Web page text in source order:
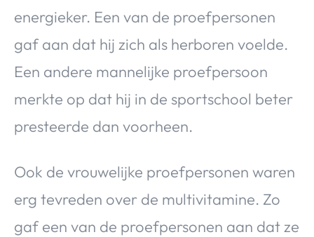
energieker. Een van de proefpersonen
gaf aan dat hij zich als herboren voelde.
Een andere mannelijke proefpersoon
merkte op dat hij in de sportschool beter
presteerde dan voorheen.
Ook de vrouwelijke proefpersonen waren
erg tevreden over de multivitamine. Zo
gaf een van de proefpersonen aan dat ze